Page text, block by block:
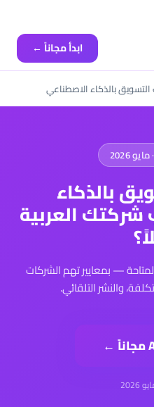
ابدأ مجاناً ←
بالذكاء الاصطناعي
2026
بالذكاء
شركتك العربية
— بمعايير تهم الشركات
والنشر التلقائي.